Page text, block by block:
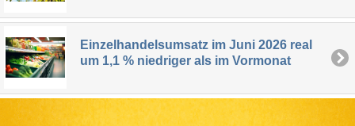
Einzelhandelsumsatz im Juni 2026 real
um 1,1 % niedriger als im Vormonat